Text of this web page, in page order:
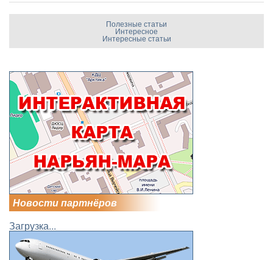
Полезные статьи
Интересное
Интересные статьи
Новости партнёров
Загрузка...